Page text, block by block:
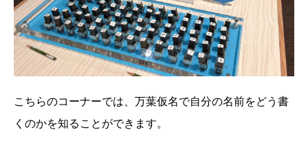
こちらのコーナーでは、万葉仮名で自分の名前をどう書
くのかを知ることができます。